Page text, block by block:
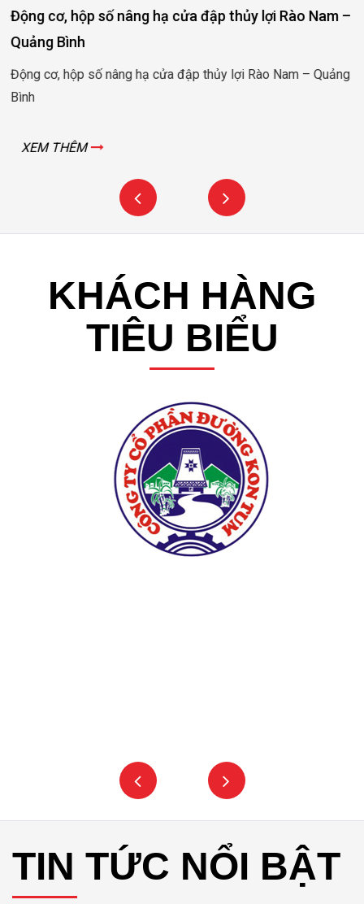
Động cơ, hộp số nâng hạ cửa đập thủy lợi Rào Nam –
Quảng Bình
Động cơ, hộp số nâng hạ cửa đập thủy lợi Rào Nam – Quảng
Bình
XEM THÊM
KHÁCH HÀNG
TIÊU BIỂU
TIN TỨC NỔI BẬT